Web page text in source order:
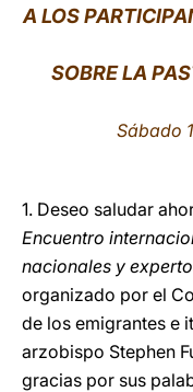
A LOS
SOBRE LA
Sábado
1. Deseo saludar
Encuentro
nacionales y
organizado por el
de los emigrantes e
arzobispo Stephen
gracias por sus